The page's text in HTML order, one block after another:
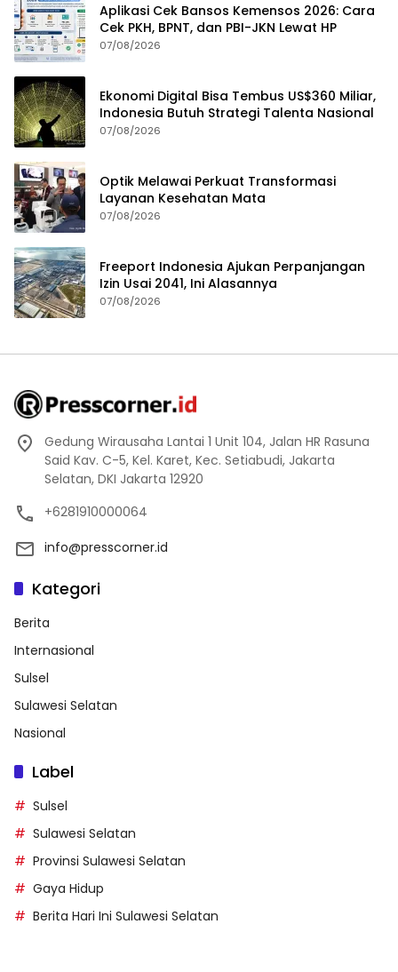
Aplikasi Cek Bansos Kemensos 2026: Cara
Cek PKH, BPNT, dan PBI-JKN Lewat HP
07/08/2026
Ekonomi Digital Bisa Tembus US$360 Miliar,
Indonesia Butuh Strategi Talenta Nasional
07/08/2026
Optik Melawai Perkuat Transformasi
Layanan Kesehatan Mata
07/08/2026
Freeport Indonesia Ajukan Perpanjangan
Izin Usai 2041, Ini Alasannya
07/08/2026
Gedung Wirausaha Lantai 1 Unit 104, Jalan HR Rasuna
Said Kav. C-5, Kel. Karet, Kec. Setiabudi, Jakarta
Selatan, DKI Jakarta 12920
+6281910000064
info@presscorner.id
Kategori
Berita
Internasional
Sulsel
Sulawesi Selatan
Nasional
Label
Sulsel
Sulawesi Selatan
Provinsi Sulawesi Selatan
Gaya Hidup
Berita Hari Ini Sulawesi Selatan